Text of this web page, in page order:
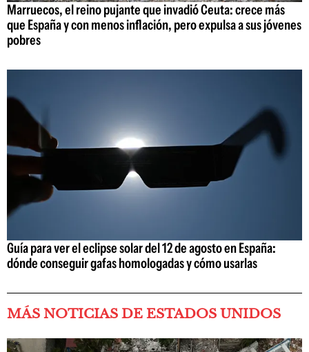
Marruecos, el reino pujante que invadió Ceuta: crece más
que España y con menos inflación, pero expulsa a sus jóvenes
pobres
Guía para ver el eclipse solar del 12 de agosto en España:
dónde conseguir gafas homologadas y cómo usarlas
MÁS NOTICIAS DE ESTADOS UNIDOS